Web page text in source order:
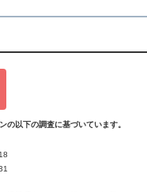
の以下の調査に基づいています。